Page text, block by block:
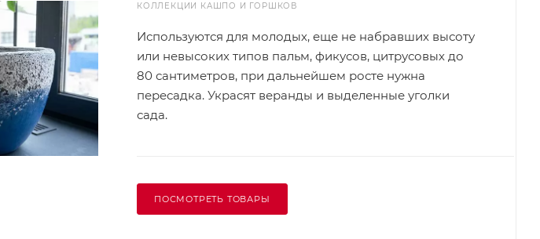
КОЛЛЕКЦИИ КАШПО И ГОРШКОВ
Используются для молодых, еще не набравших высоту
или невысоких типов пальм, фикусов, цитрусовых до
80 сантиметров, при дальнейшем росте нужна
пересадка. Украсят веранды и выделенные уголки
сада.
ПОСМОТРЕТЬ ТОВАРЫ